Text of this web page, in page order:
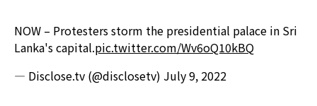
NOW – Protesters storm the presidential palace in Sri
Lanka's capital.pic.twitter.com/Wv6oQ10kBQ
— Disclose.tv (@disclosetv) July 9, 2022